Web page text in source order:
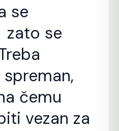
se
se
čemu
vezan za